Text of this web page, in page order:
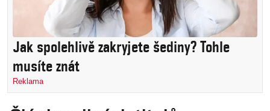
Jak spolehlivě zakryjete šediny? Tohle
musíte znát
Reklama